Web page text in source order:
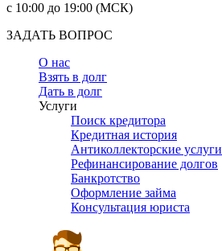
c 10:00 до 19:00 (МСК)
ЗАДАТЬ ВОПРОС
О нас
Взять в долг
Дать в долг
Услуги
Поиск кредитора
Кредитная история
Антиколлекторские услуги
Рефинансирование долгов
Банкротство
Оформление займа
Консультация юриста